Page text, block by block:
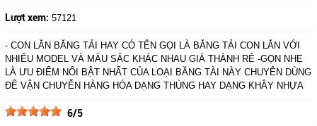
Lượt xem: 57121
- CON LĂN BĂNG TẢI HAY CÓ TÊN GỌI LÀ BĂNG TẢI CON LĂN VỚI
NHIÊU MODEL VÀ MÀU SẮC KHÁC NHAU GIÁ THÀNH RẺ -GỌN NHẸ
LÀ ƯU ĐIỂM NỔI BẬT NHẤT CỦA LOẠI BĂNG TÀI NÀY CHUYÊN DÙNG
ĐỂ VẬN CHUYỄN HÀNG HÓA DẠNG THÙNG HAY DẠNG KHÂY NHỰA
6/5